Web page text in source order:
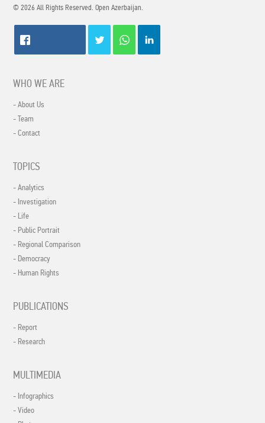
© 2026 All Rights Reserved. Open Azerbaijan.
WHO WE ARE
- About Us
- Team
- Contact
TOPICS
- Analytics
- Investigation
- Life
- Public Portrait
- Regional Comparison
- Democracy
- Human Rights
PUBLICATIONS
- Report
- Research
MULTIMEDIA
- Infographics
- Video